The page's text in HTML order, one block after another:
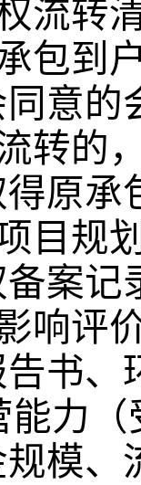
流转
包到
同意
转的
原承
目规
案记
响评
告书
能力
模、